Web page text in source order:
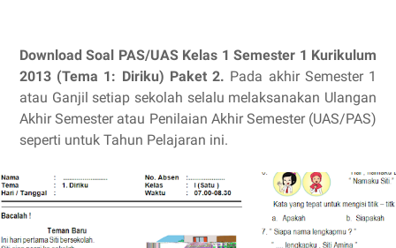
Download Soal PAS/UAS Kelas 1 Semester 1 Kurikulum
2013 (Tema 1: Diriku) Paket 2. Pada akhir Semester 1
atau Ganjil setiap sekolah selalu melaksanakan Ulangan
Akhir Semester atau Penilaian Akhir Semester (UAS/PAS)
seperti untuk Tahun Pelajaran ini.